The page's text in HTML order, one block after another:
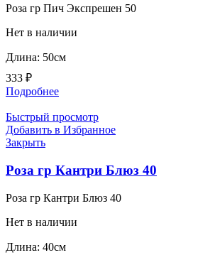
Роза гр Пич Экспрешен 50
Нет в наличии
Длина: 50см
333 ₽
Подробнее
Быстрый просмотр
Добавить в Избранное
Закрыть
Роза гр Кантри Блюз 40
Роза гр Кантри Блюз 40
Нет в наличии
Длина: 40см